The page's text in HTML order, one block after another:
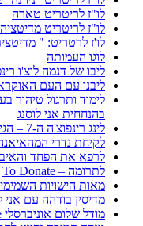
לו"ז לריטריט טארה
לו"ז לריטריט מדיטציה
לו'ז לרטריט: " מדיטצית
לוגו העמותה
ליבו של דנמה לוצ'ו
ליבנו עם העם
לימוד ותרגול טיהור
בהנחחית אני לוסנג
לינג רינפוצ'ה ה-7 – הגילוי
לקיחת נדרי המהאיאנה והשתחוויות
לרפא את הפחד
לתרומה – To Donate
מאות הישויות
מדיסין בודהה עם אני
מודל שלום אוניברסלי 3D Peace